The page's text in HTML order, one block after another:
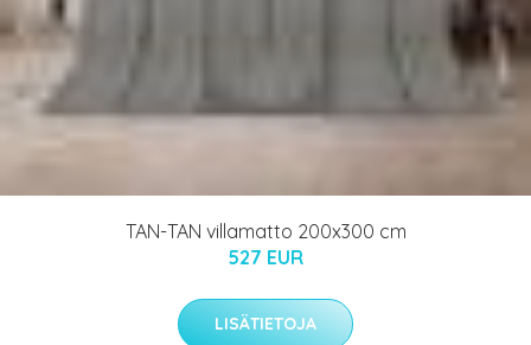
TAN-TAN villamatto 200x300 cm
527 EUR
LISÄTIETOJA